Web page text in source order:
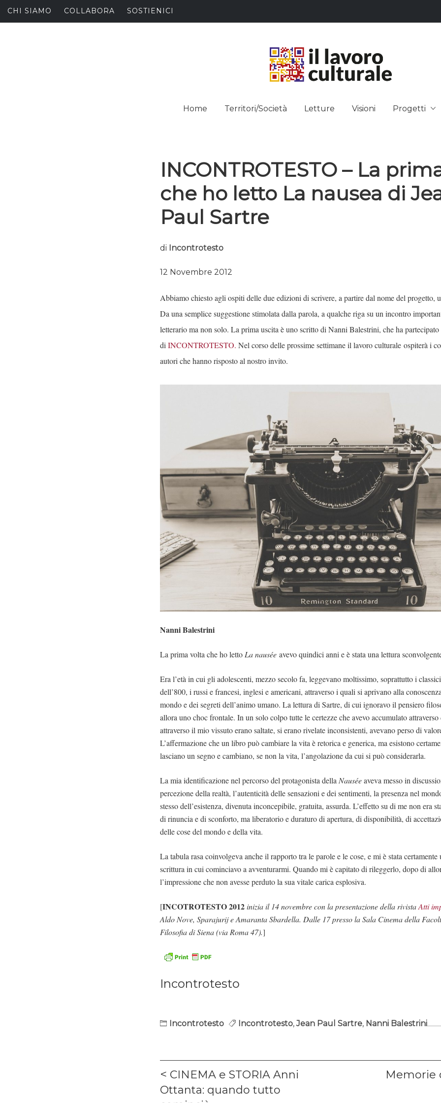
Skip
to
CHI SIAMO COLLABORA SOSTIENICI
IL
Home
Territori/Società Letture Visioni Progetti
INCONTROTESTO – La
che ho letto La nausea di
Paul Sartre
di Incontrotesto
12 Novembre 2012
Abbiamo chiesto agli ospiti delle due edizioni di scrivere, a partire dal nome del progetto,
Da una semplice suggestione stimolata dalla parola, a qualche riga su un incontro
letterario ma non solo.La prima uscita è uno scritto di Nanni Balestrini, che ha
diINCONTROTESTO.Nel corso delle prossime settimane il lavoro culturale ospiterà i
autori che hanno risposto al nostro invito.
Nanni Balestrini
La prima volta che ho lettoLa nauséeavevo quindici anni e è stata una lettura
Era l’età in cui gli adolescenti, mezzo secolo fa, leggevano moltissimo, soprattutto i
dell’800, i russi e francesi, inglesi e americani, attraverso i quali si aprivano alla
mondo e dei segreti dell’animo umano. La lettura di Sartre, di cui ignoravo il pensiero
allora uno choc frontale. In un solo colpo tutte le certezze che avevo accumulato
attraverso il mio vissuto erano saltate, si erano rivelate inconsistenti, avevano perso di
L’affermazione che un libro può cambiare la vita è retorica e generica, ma esistono
lasciano un segno e cambiano, se non la vita, l’angolazione da cui si può considerarla.
La mia identificazione nel percorso del protagonista dellaNauséeaveva messo in
percezione della realtà, l’autenticità delle sensazioni e dei sentimenti, la presenza nel
stesso dell’esistenza, divenuta inconcepibile, gratuita, assurda. L’effetto su di me non era
di rinuncia e di sconforto, ma liberatorio e duraturo di apertura, di disponibilità, di
delle cose del mondo e della vita.
La tabula rasa coinvolgeva anche il rapporto tra le parole e le cose, e mi è stata
scrittura in cui cominciavo a avventurarmi. Quando mi è capitato di rileggerlo, dopo di
l’impressione che non avesse perduto la sua vitale carica esplosiva.
[INCOTROTESTO 2012inizia il 14 novembre con la presentazione della rivistaAtti
Aldo Nove, Sparajurij e Amaranta Sbardella. Dalle 17 presso la Sala Cinema della
Filosofia di Siena (via Roma 47).]
Incontrotesto
Incontrotesto Incontrotesto,Jean Paul Sartre, Nanni Balestrini
Navigazione
articoli
Previous
post:
CINEMA e STORIA Anni
Ottanta: quando tutto
Next
Memorie